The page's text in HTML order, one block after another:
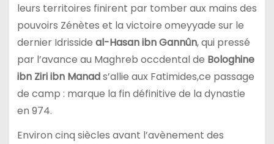
leurs territoires finirent par tomber aux mains des
pouvoirs Zénètes et la victoire omeyyade sur le
dernier Idrisside al-Hasan ibn Gannûn, qui pressé
par l’avance au Maghreb occdental de Bologhine
ibn Ziri ibn Manads’allie aux Fatimides,ce passage
de camp : marque la fin définitive de la dynastie
en 974.
Environ cinq siècles avant l’avènement des